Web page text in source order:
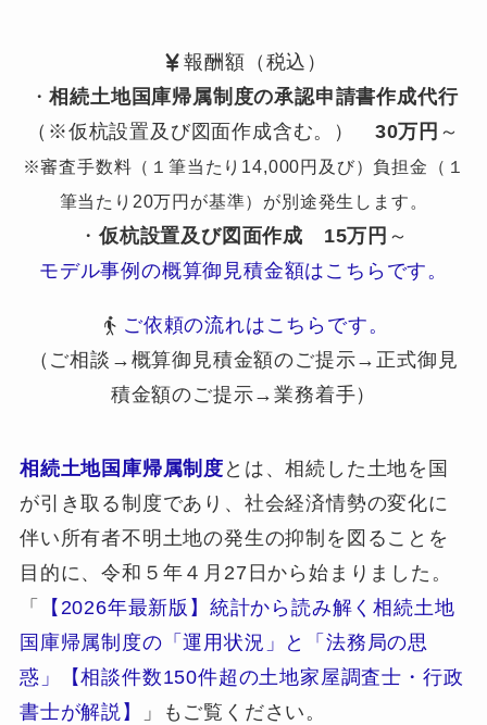
報酬額（税込）
・相続土地国庫帰属制度の承認申請書作成代行
（※仮杭設置及び図面作成含む。） 30万円 ～
※審査手数料（１筆当たり14,000円及び）負担金（１
筆当たり20万円が基準）が別途発生します。
・ 仮杭設置及び図面作成 15万円 ～
モデル事例の概算御見積金額はこちらです。
ご依頼の流れはこちらです。
（ご相談→概算御見積金額のご提示→正式御見
積金額のご提示→業務着手）
相続土地国庫帰属制度 とは、相続した土地を国
が引き取る制度であり、社会経済情勢の変化に
伴い所有者不明土地の発生の抑制を図ることを
目的に、令和５年４月27日から始まりました。
「
【2026年最新版】統計から読み解く相続土地
国庫帰属制度の「運用状況」と「法務局の思
惑」【相談件数150件超の土地家屋調査士・行政
書士が解説】
」もご覧ください。